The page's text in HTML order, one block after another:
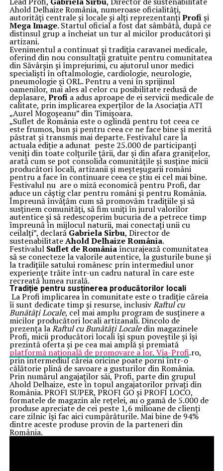
Ahold Delhaize România, numeroase oficialități,
autorități centrale și locale și alți reprezentanțiProfiși
Mega Image. Startul oficial a fost dat sâmbătă, după ce
distinsul grup a încheiat un tur al micilor producători și
artizani.
Evenimentul a continuat și tradiția caravanei medicale,
oferind din nou consultații gratuite pentru comunitatea
din Săvârșin și împrejurimi, cu ajutorul unor medici
specialiști în oftalmologie, cardiologie, neurologie,
pneumologie și ORL. Pentru a veni în sprijinul
oamenilor, mai ales al celor cu posibilitate redusă de
deplasare,Profi a adus aproape de ei servicii medicale de
calitate, prin implicarea experților de la Asociația ATI
„Aurel Mogoșeanu” din Timișoara.
„Suflet de România este o oglindă pentru tot ceea ce
este frumos, bun și pentru ceea ce ne face bine și merită
păstrat și transmis mai departe. Festivalul care la
actuala ediție a adunat peste 25.000 de participanți
veniți din toate colțurile țării, dar și din afara granițelor,
arată cum se pot consolida comunitățile și susține micii
producători locali, artizanii și meșteșugarii români
pentru a face în continuare ceea ce știu ei cel mai bine.
Festivalul nu are o miză economică pentru Profi, dar
aduce un câștig clar pentru români și pentru România.
Împreună învățăm cum să promovăm tradițiile și să
susținem comunități, să fim uniți în jurul valorilor
autentice și să redescoperim bucuria de a petrece timp
împreună în mijlocul naturii, mai conectați unii cu
ceilalți”, declară Gabriela Sîrbu, Director de
sustenabilitateAhold Delhaize România.
Festivalul Suflet de Româniaîncurajează comunitatea
să se conecteze la valorile autentice, la gusturile bune și
la tradițiile satului românesc prin intermediul unor
experiențe trăite într-un cadru natural în care este
recreată lumea rurală.
Tradiție pentru susținerea producătorilor locali
La Profi implicarea în comunitate este o tradiție căreia
îi sunt dedicate timp și resurse, inclusivRaftul cu
Bunătăți Locale, cel mai amplu program de susținere a
micilor producători locali artizanali. Dincolo de
prezența laRaftul cu Bunătăți Localedin magazinele
Profi, micii producători locali își spun poveștile și își
prezintă oferta și pe cea mai amplă și premiată
platformă națională de promovare a lor, Via-Profi.ro,
prin intermediul căreia oricine poate porni într-o
călătorie plină de savoare a gusturilor din România.
Prin numărul angajaților săi, Profi, parte din grupul
Ahold Delhaize, este în topul angajatorilor privați din
România. PROFI SUPER, PROFI GO și PROFI LOCO,
formatele de magazin ale rețelei, au o gamă de 5.000 de
produse apreciate de cei peste 1,6 milioane de clienți
care zilnic își fac aici cumpărăturile. Mai bine de 94%
dintre aceste produse provin de la parteneri din
România.